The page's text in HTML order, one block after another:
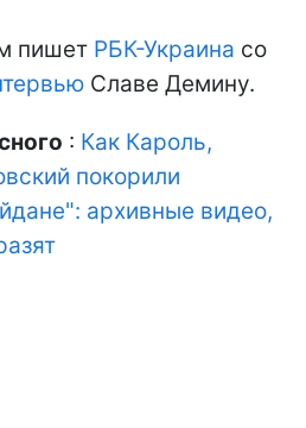
пишет РБК-Украина со
Славе Демину.
: Как Кароль,
покорили
архивные видео,